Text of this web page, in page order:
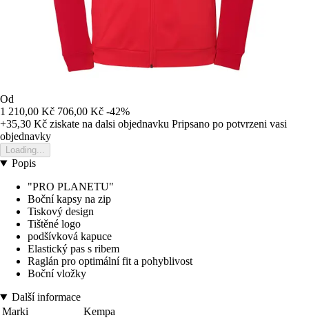
Od
1 210,00 Kč 706,00 Kč -42%
+35,30 Kč ziskate na dalsi objednavku Pripsano po potvrzeni vasi
objednavky
Loading...
Popis
"PRO PLANETU"
Boční kapsy na zip
Tiskový design
Tištěné logo
podšívková kapuce
Elastický pas s ribem
Raglán pro optimální fit a pohyblivost
Boční vložky
Další informace
Marki
Kempa